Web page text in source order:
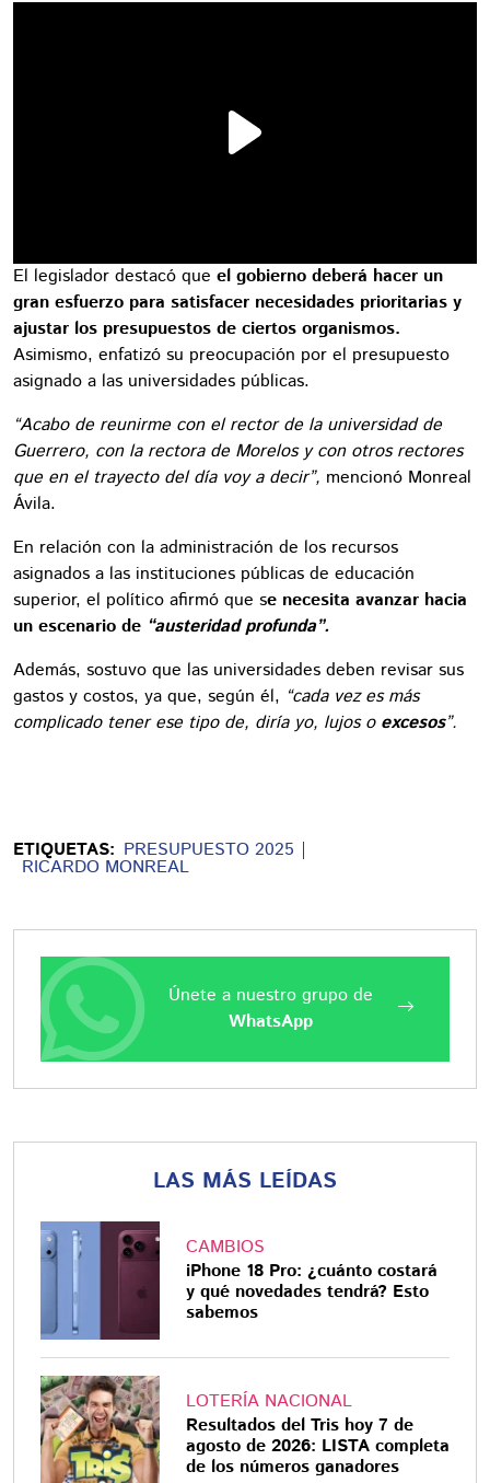
El legislador destacó que el gobierno deberá hacer un
gran esfuerzo para satisfacer necesidades prioritarias y
ajustar los presupuestos de ciertos organismos.
Asimismo, enfatizó su preocupación por el presupuesto
asignado a las universidades públicas.
“Acabo de reunirme con el rector de la universidad de
Guerrero, con la rectora de Morelos y con otros rectores
que en el trayecto del día voy a decir”, mencionó Monreal
Ávila.
En relación con la administración de los recursos
asignados a las instituciones públicas de educación
superior, el político afirmó que se necesita avanzar hacia
un escenario de “austeridad profunda”.
Además, sostuvo que las universidades deben revisar sus
gastos y costos, ya que, según él, “cada vez es más
complicado tener ese tipo de, diría yo, lujos o excesos”.
ETIQUETAS: PRESUPUESTO 2025
RICARDO MONREAL
Únete a nuestro grupo de
WhatsApp
LAS MÁS LEÍDAS
CAMBIOS
iPhone 18 Pro: ¿cuánto costará
y qué novedades tendrá? Esto
sabemos
LOTERÍA NACIONAL
Resultados del Tris hoy 7 de
agosto de 2026: LISTA completa
de los números ganadores